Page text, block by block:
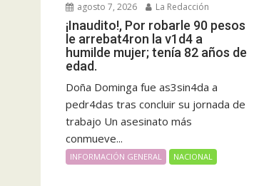
agosto 7, 2026 La Redacción
¡Inaudito!, Por robarle 90 pesos
le arrebat4ron la v1d4 a
humilde mujer; tenía 82 años de
edad.
Doña Dominga fue as3sin4da a
pedr4das tras concluir su jornada de
trabajo Un asesinato más
conmueve...
INFORMACIÓN GENERAL NACIONAL